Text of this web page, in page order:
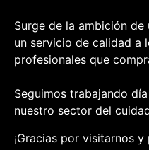
Surge de la ambición
un servicio de calidad a
profesionales que
Seguimos trabajando
nuestro sector del
¡Gracias por visitarnos